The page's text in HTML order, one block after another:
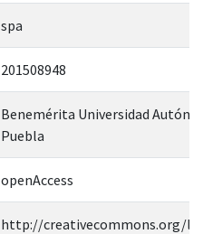
spa
201508948
Benemérita Universidad
Puebla
openAccess
http://creativecommons.org/